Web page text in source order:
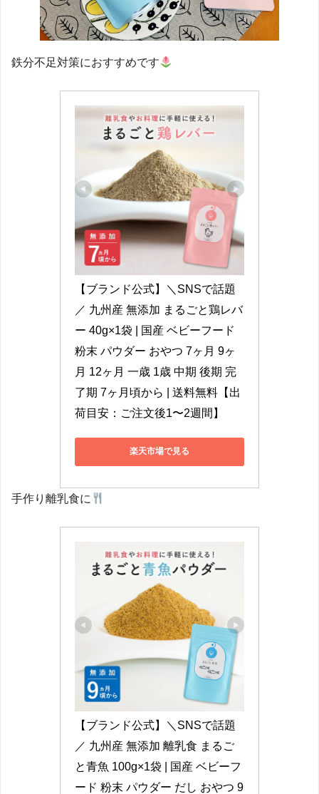
鉄分不足対策におすすめです
【ブランド公式】＼SNSで話題
／ 九州産 無添加 まるごと鶏レバ
ー 40g×1袋 | 国産 ベビーフード
粉末 パウダー おやつ 7ヶ月 9ヶ
月 12ヶ月 一歳 1歳 中期 後期 完
了期 7ヶ月頃から | 送料無料【出
荷目安：ご注文後1〜2週間】
楽天市場で見る
手作り離乳食に
【ブランド公式】＼SNSで話題
／ 九州産 無添加 離乳食 まるご
と青魚 100g×1袋 | 国産 ベビーフ
ード 粉末 パウダー だし おやつ 9